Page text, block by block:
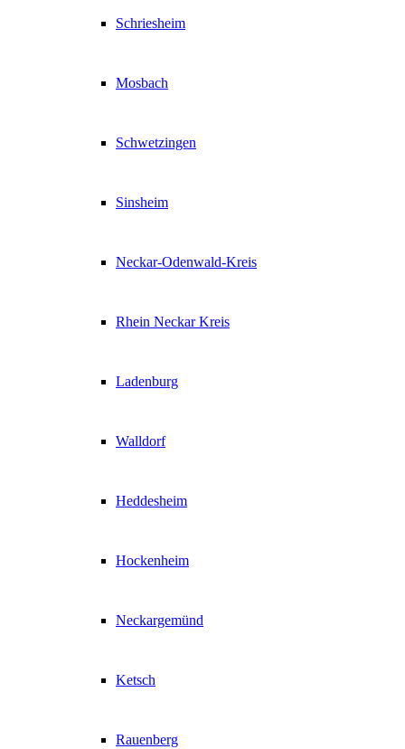
Schriesheim
Mosbach
Schwetzingen
Sinsheim
Neckar-Odenwald-Kreis
Rhein Neckar Kreis
Ladenburg
Walldorf
Heddesheim
Hockenheim
Neckargemünd
Ketsch
Rauenberg